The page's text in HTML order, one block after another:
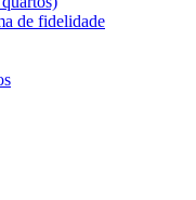
de fidelidade